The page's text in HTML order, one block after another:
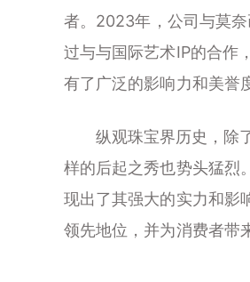
者。2023年，公司与莫
过与与国际艺术IP的合作
有了广泛的影响力和美誉
纵观珠宝界历史，除了
样的后起之秀也势头猛烈
现出了其强大的实力和影
领先地位，并为消费者带